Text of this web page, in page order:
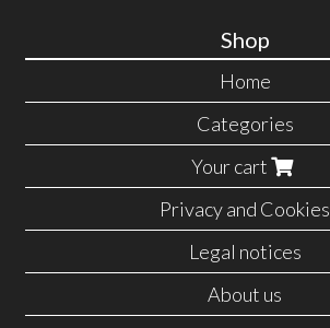
Shop
Home
Categories
Your cart
Privacy and Cookies
Legal notices
About us